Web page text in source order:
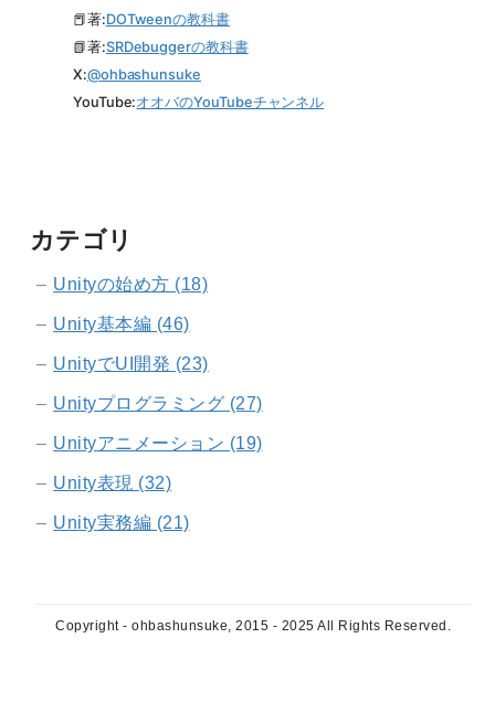
📕著:DOTweenの教科書
📗著:SRDebuggerの教科書
X:@ohbashunsuke
YouTube:オオバのYouTubeチャンネル
カテゴリ
Unityの始め方 (18)
Unity基本編 (46)
UnityでUI開発 (23)
Unityプログラミング (27)
Unityアニメーション (19)
Unity表現 (32)
Unity実務編 (21)
Copyright - ohbashunsuke, 2015 - 2025 All Rights Reserved.